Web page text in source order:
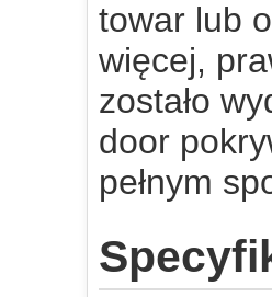
towar lub
więcej,
zostało
door
pełnym